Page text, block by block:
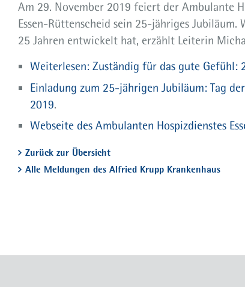
Am 29. November 2019 feiert der Ambulante
Essen-Rüttenscheid sein 25-jähriges
25 Jahren entwickelt hat, erzählt Leiterin
Weiterlesen: Zuständig für das gute Gefühl:
Einladung zum 25-jährigen Jubiläum: Tag
2019.
Webseite des Ambulanten Hospizdienstes
Zurück zur Übersicht
Alle Meldungen des Alfried Krupp Krankenhaus